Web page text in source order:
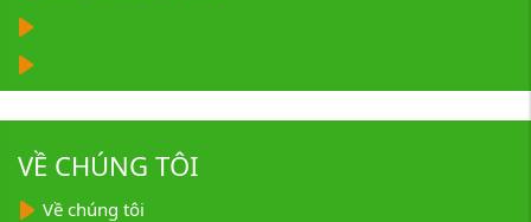
VỀ CHÚNG TÔI
Về chúng tôi